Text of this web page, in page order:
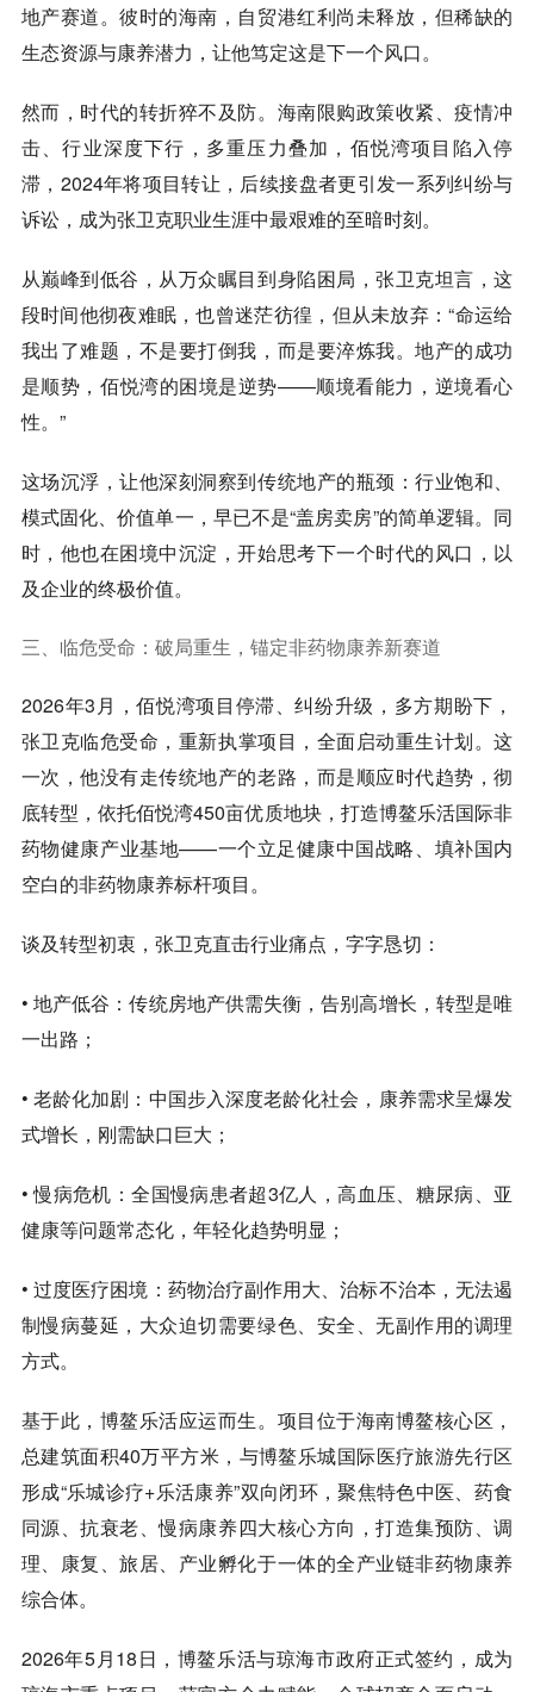
地产赛道。彼时的海南，自贸港红利尚未释放，但稀缺的
生态资源与康养潜力，让他笃定这是下一个风口。
然而，时代的转折猝不及防。海南限购政策收紧、疫情冲
击、行业深度下行，多重压力叠加，佰悦湾项目陷入停
滞，2024年将项目转让，后续接盘者更引发一系列纠纷与
诉讼，成为张卫克职业生涯中最艰难的至暗时刻。
从巅峰到低谷，从万众瞩目到身陷困局，张卫克坦言，这
段时间他彻夜难眠，也曾迷茫彷徨，但从未放弃：“命运给
我出了难题，不是要打倒我，而是要淬炼我。地产的成功
是顺势，佰悦湾的困境是逆势——顺境看能力，逆境看心
性。”
这场沉浮，让他深刻洞察到传统地产的瓶颈：行业饱和、
模式固化、价值单一，早已不是“盖房卖房”的简单逻辑。同
时，他也在困境中沉淀，开始思考下一个时代的风口，以
及企业的终极价值。
三、临危受命：破局重生，锚定非药物康养新赛道
2026年3月，佰悦湾项目停滞、纠纷升级，多方期盼下，
张卫克临危受命，重新执掌项目，全面启动重生计划。这
一次，他没有走传统地产的老路，而是顺应时代趋势，彻
底转型，依托佰悦湾450亩优质地块，打造博鳌乐活国际非
药物健康产业基地——一个立足健康中国战略、填补国内
空白的非药物康养标杆项目。
谈及转型初衷，张卫克直击行业痛点，字字恳切：
• 地产低谷 ：传统房地产供需失衡，告别高增长，转型是唯
一出路；
• 老龄化加剧 ：中国步入深度老龄化社会，康养需求呈爆发
式增长，刚需缺口巨大；
•慢病危机 ：全国慢病患者超3亿人，高血压、糖尿病、亚
健康等问题常态化，年轻化趋势明显；
• 过度医疗困境 ：药物治疗副作用大、治标不治本，无法遏
制慢病蔓延，大众迫切需要绿色、安全、无副作用的调理
方式。
基于此，博鳌乐活应运而生。项目位于海南博鳌核心区，
总建筑面积40万平方米，与博鳌乐城国际医疗旅游先行区
形成“乐城诊疗+乐活康养”双向闭环，聚焦特色中医、 药食
同源、抗衰老、慢病康养四大核心方向，打造集预防、调
理、康复、旅居、产业孵化于一体的全产业链非药物康养
综合体。
2026年5月18日，博鳌乐活与琼海市政府正式签约，成为